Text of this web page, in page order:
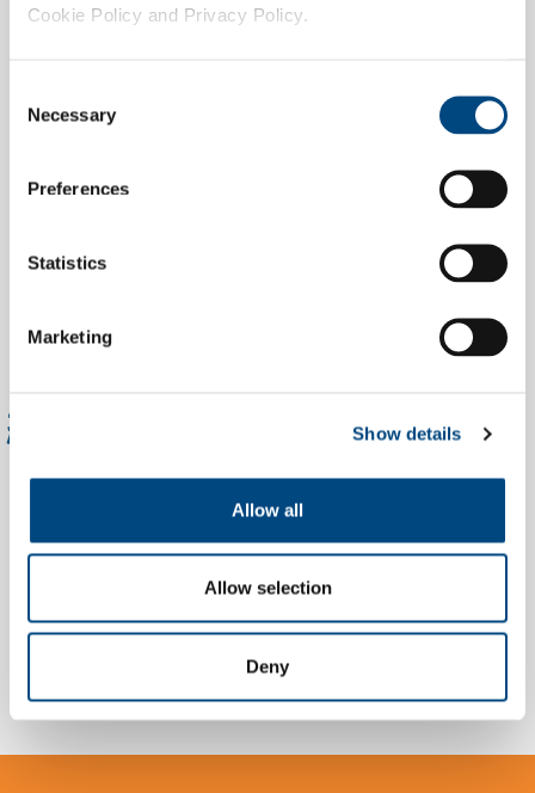
Cookie Policy and Privacy Policy.
Selection
Necessary
Preferences
Statistics
Marketing
Show details
Allow all
Allow selection
Deny
結果
数百万の返品トランザクションのための信
頼できるデータ収集
化された運用
国内および国際システムの柔軟なスケーラ
ビリティ